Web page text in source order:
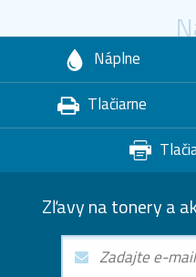
Náplne
Tlačiarne
Zľavy na tonery a